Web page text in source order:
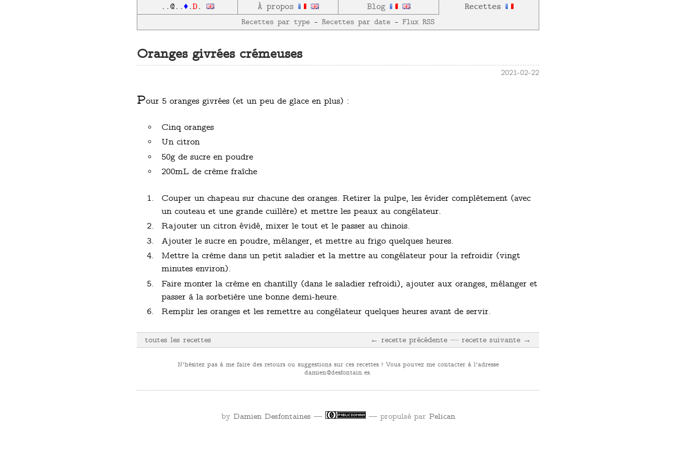
..@..♦.D. À propos Blog Recettes
Recettes par type — Recettes par date — Flux RSS
Oranges givrées crémeuses
2021-02-22
Pour 5 oranges givrées (et un peu de glace en plus) :
Cinq oranges
Un citron
50g de sucre en poudre
200mL de crème fraîche
Couper un chapeau sur chacune des oranges. Retirer la pulpe, les évider complètement (avec
un couteau et une grande cuillère) et mettre les peaux au congélateur.
Rajouter un citron évidé, mixer le tout et le passer au chinois.
Ajouter le sucre en poudre, mélanger, et mettre au frigo quelques heures.
Mettre la crème dans un petit saladier et la mettre au congélateur pour la refroidir (vingt
minutes environ).
Faire monter la crème en chantilly (dans le saladier refroidi), ajouter aux oranges, mélanger et
passer à la sorbetière une bonne demi-heure.
Remplir les oranges et les remettre au congélateur quelques heures avant de servir.
← recette précédente recette suivante →
toutes les recettes
N'hésitez pas à me faire des retours ou suggestions sur ces recettes ! Vous pouvez me contacter à l'adresse
se.niatnofsed@neimad.
by Damien Desfontaines — — propulsé par Pelican